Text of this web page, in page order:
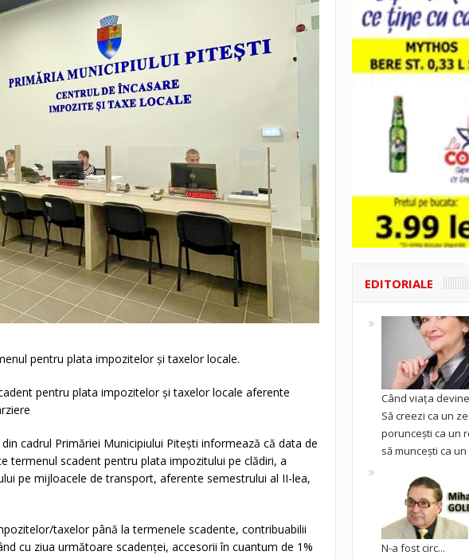
pentru plata impozitelor şi taxelor locale.
pentru plata impozitelor şi taxelor locale aferente
cadrul Primăriei Municipiului Pitești informează că data de
termenul scadent pentru plata impozitului pe clădiri, a
pe mijloacele de transport, aferente semestrului al II-lea,
taxelor până la termenele scadente, contribuabilii
cu ziua următoare scadenței, accesorii în cuantum de 1%
EDITORIALE
Când viața
Să creezi ca un
poruncești ca un
să muncești ca un
N-a fost circ...